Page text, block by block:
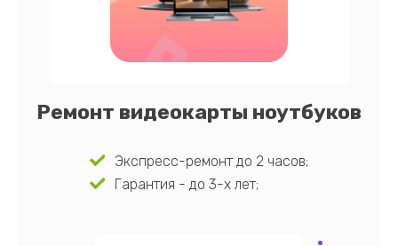
Ремонт видеокарты ноутбуков
Экспресс-ремонт до 2 часов;
Гарантия - до 3-х лет;